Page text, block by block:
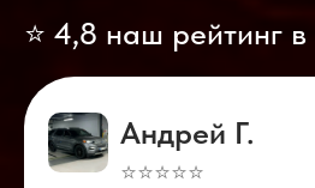
⭐ 4,8 наш рейтинг в
Андрей Г.
⭐⭐⭐⭐⭐